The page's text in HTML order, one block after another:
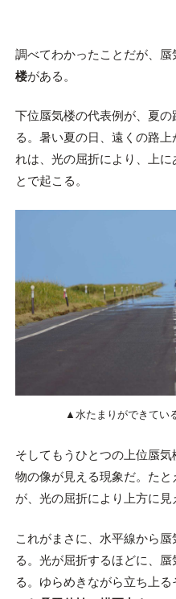
調べてわかったことだが、蜃
楼がある。
下位蜃気楼の代表例が、夏
る。暑い夏の日、遠くの路
れは、光の屈折により、上
とで起こる。
▲水たまりができてい
そしてもうひとつの上位蜃
物の像が見える現象だ。た
が、光の屈折により上方に見
これがまさに、水平線から
る。光が屈折するほどに、
る。ゆらめきながら立ち上る